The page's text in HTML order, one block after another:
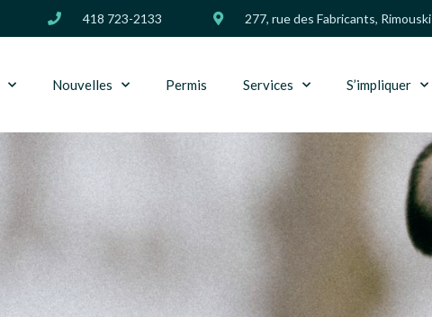
418 723-2133 277, rue des Fabricants, Rimouski
Nouvelles Permis Services S’impliquer